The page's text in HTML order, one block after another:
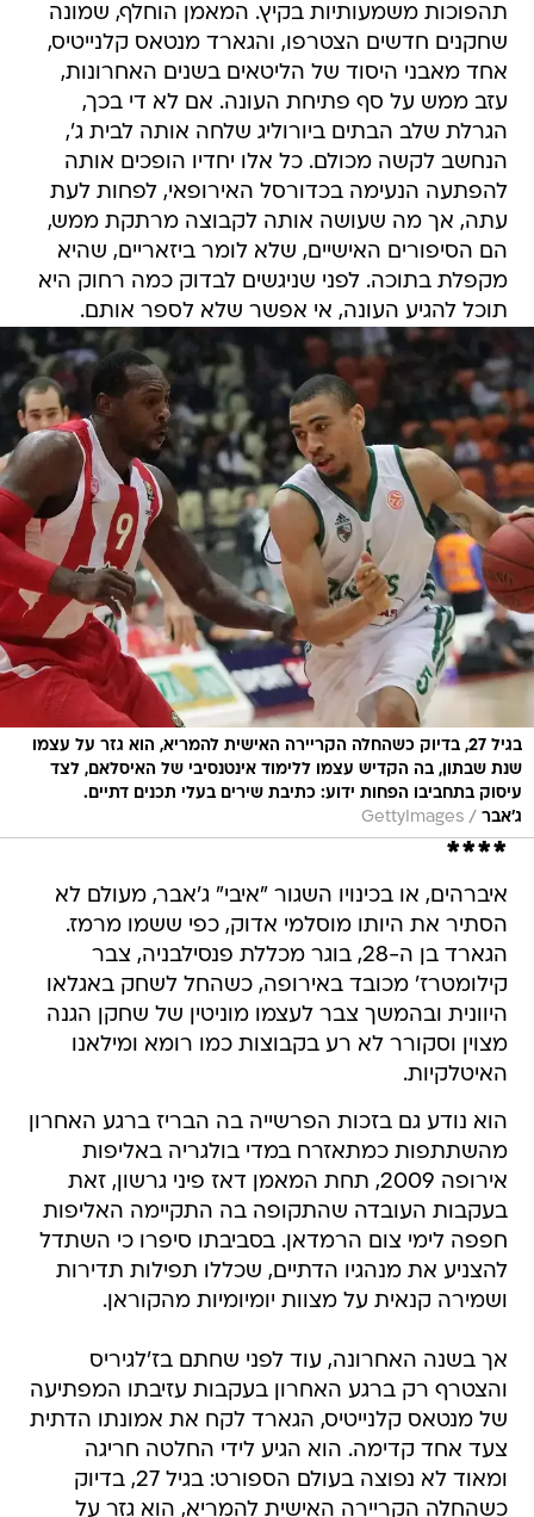
תהפוכות משמעותיות בקיץ. המאמן הוחלף, שמונה
שחקנים חדשים הצטרפו, והגארד מנטאס קלנייטיס,
אחד מאבני היסוד של הליטאים בשנים האחרונות,
עזב ממש על סף פתיחת העונה. אם לא די בכך,
הגרלת שלב הבתים ביורוליג שלחה אותה לבית ג',
הנחשב לקשה מכולם. כל אלו יחדיו הופכים אותה
להפתעה הנעימה בכדורסל האירופאי, לפחות לעת
עתה, אך מה שעושה אותה לקבוצה מרתקת ממש,
הם הסיפורים האישיים, שלא לומר ביזאריים, שהיא
מקפלת בתוכה. לפני שניגשים לבדוק כמה רחוק היא
תוכל להגיע העונה, אי אפשר שלא לספר אותם.
בגיל 27, בדיוק כשהחלה הקריירה האישית להמריא, הוא גזר על עצמו
שנת שבתון, בה הקדיש עצמו ללימוד אינטנסיבי של האיסלאם, לצד
עיסוק בתחביבו הפחות ידוע: כתיבת שירים בעלי תכנים דתיים.
ג'אבר /
GettyImages
****
איברהים, או בכינויו השגור "איבי" ג'אבר, מעולם לא
הסתיר את היותו מוסלמי אדוק, כפי ששמו מרמז.
הגארד בן ה-28, בוגר מכללת פנסילבניה, צבר
קילומטרז' מכובד באירופה, כשהחל לשחק באגלאו
היוונית ובהמשך צבר לעצמו מוניטין של שחקן הגנה
מצוין וסקורר לא רע בקבוצות כמו רומא ומילאנו
האיטלקיות.
הוא נודע גם בזכות הפרשייה בה הבריז ברגע האחרון
מהשתתפות כמתאזרח במדי בולגריה באליפות
אירופה 2009, תחת המאמן דאז פיני גרשון, זאת
בעקבות העובדה שהתקופה בה התקיימה האליפות
חפפה לימי צום הרמדאן. בסביבתו סיפרו כי השתדל
להצניע את מנהגיו הדתיים, שכללו תפילות תדירות
ושמירה קנאית על מצוות יומיומיות מהקוראן.
אך בשנה האחרונה, עוד לפני שחתם בז'לגיריס
והצטרף רק ברגע האחרון בעקבות עזיבתו המפתיעה
של מנטאס קלנייטיס, הגארד לקח את אמונתו הדתית
צעד אחד קדימה. הוא הגיע לידי החלטה חריגה
ומאוד לא נפוצה בעולם הספורט: בגיל 27, בדיוק
כשהחלה הקריירה האישית להמריא, הוא גזר על